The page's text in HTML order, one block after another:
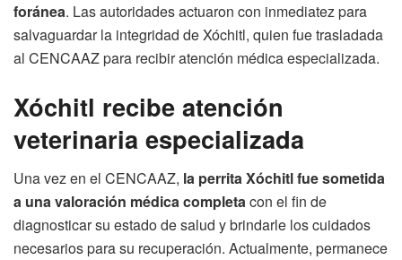
foránea. Las autoridades actuaron con inmediatez para
salvaguardar la integridad de Xóchitl, quien fue trasladada
al CENCAAZ para recibir atención médica especializada.
Xóchitl recibe atención
veterinaria especializada
Una vez en el CENCAAZ, la perrita Xóchitl fue sometida
a una valoración médica completacon el fin de
diagnosticar su estado de salud y brindarle los cuidados
necesarios para su recuperación. Actualmente, permanece